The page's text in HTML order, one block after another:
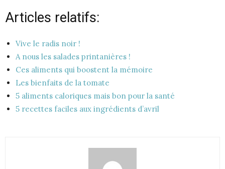
Articles relatifs:
Vive le radis noir !
A nous les salades printanières !
Ces aliments qui boostent la mémoire
Les bienfaits de la tomate
5 aliments caloriques mais bon pour la santé
5 recettes faciles aux ingrédients d’avril